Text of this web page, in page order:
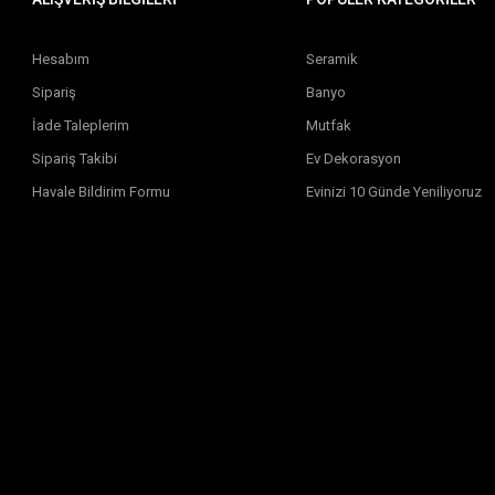
Hesabım
Sipariş
İade Taleplerim
Sipariş Takibi
Havale Bildirim Formu
Seramik
Banyo
Mutfak
Ev Dekorasyon
Evinizi 10 Günde Yeniliyoruz